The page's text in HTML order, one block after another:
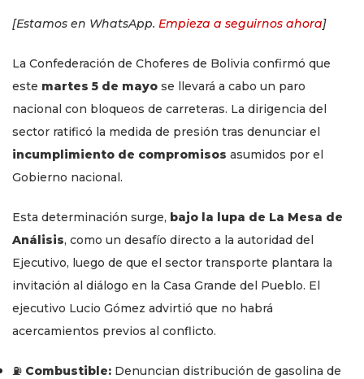
[Estamos en WhatsApp. Empieza a seguirnos ahora]
La Confederación de Choferes de Bolivia confirmó que
este martes 5 de mayo se llevará a cabo un paro
nacional con bloqueos de carreteras. La dirigencia del
sector ratificó la medida de presión tras denunciar el
incumplimiento de compromisos asumidos por el
Gobierno nacional.
Esta determinación surge, bajo la lupa de La Mesa de
Análisis, como un desafío directo a la autoridad del
Ejecutivo, luego de que el sector transporte plantara la
invitación al diálogo en la Casa Grande del Pueblo. El
ejecutivo Lucio Gómez advirtió que no habrá
acercamientos previos al conflicto.
⛽ Combustible: Denuncian distribución de gasolina de